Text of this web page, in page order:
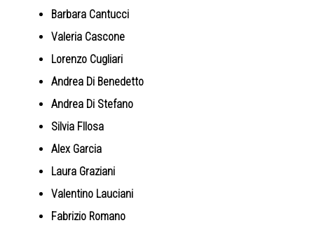
Barbara Cantucci
Valeria Cascone
Lorenzo Cugliari
Andrea Di Benedetto
Andrea Di Stefano
Silvia FIlosa
Alex Garcia
Laura Graziani
Valentino Lauciani
Fabrizio Romano